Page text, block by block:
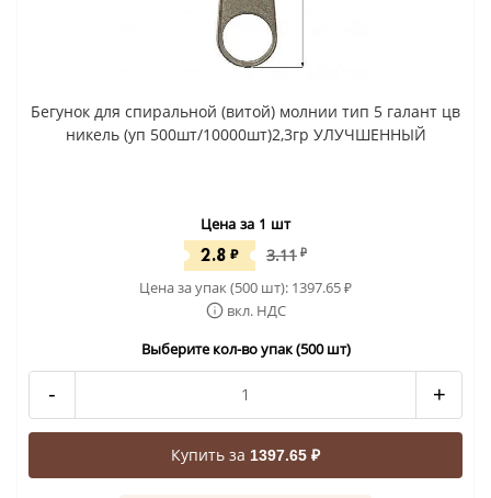
Бегунок для спиральной (витой) молнии тип 5 галант цв
никель (уп 500шт/10000шт)2,3гр УЛУЧШЕННЫЙ
Цена за 1 шт
2.8 ₽ 3.11 ₽
Цена за упак (500 шт): 1397.65₽
вкл. НДС
Выберите кол-во упак (500 шт)
- +
Купить за 1397.65 ₽